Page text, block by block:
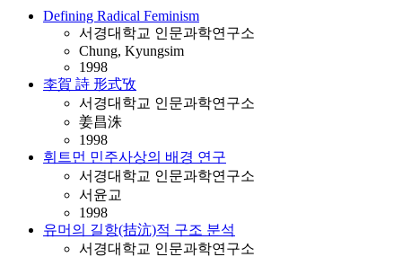
Defining Radical Feminism
서경대학교 인문과학연구소
Chung, Kyungsim
1998
李賀 詩 形式攷
서경대학교 인문과학연구소
姜昌洙
1998
휘트먼 민주사상의 배경 연구
서경대학교 인문과학연구소
서윤교
1998
유머의 길항(拮沆)적 구조 분석
서경대학교 인문과학연구소